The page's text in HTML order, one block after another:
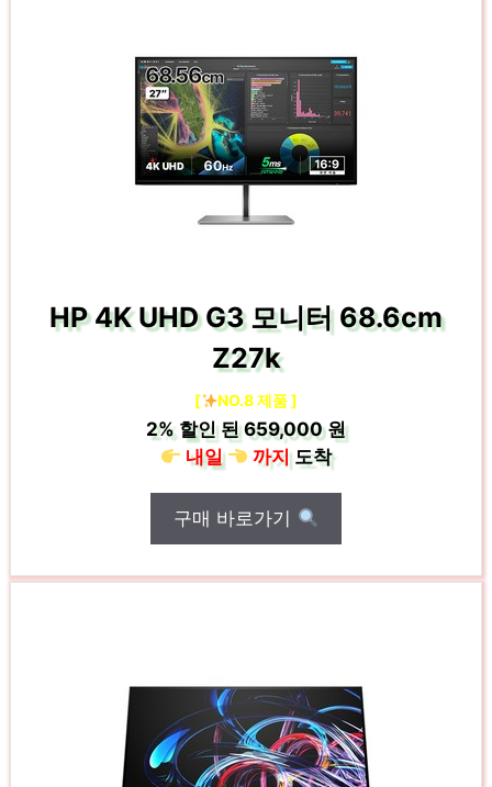
HP 4K UHD G3 모니터 68.6cm
Z27k
[ NO.8 제품 ]
2%할인 된659,000 원
내일
까지도착
구매 바로가기